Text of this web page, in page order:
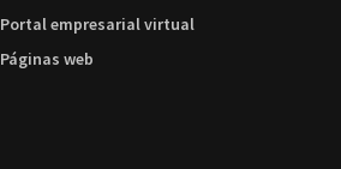
Portal empresarial virtual
Páginas web